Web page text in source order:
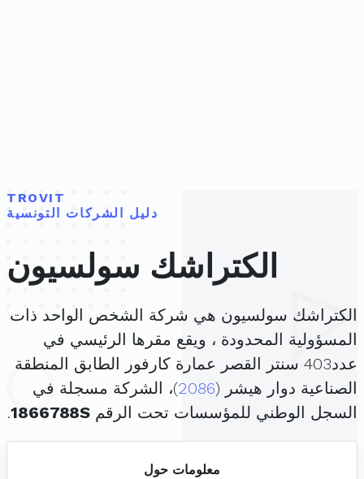
TROVIT
دليل الشركات التونسية
الكتراشك سولسيون
الكتراشك سولسيون هي شركة الشخص الواحد ذات
المسؤولية المحدودة ، ويقع مقرها الرئيسي في
عدد403 سنتر القصر عمارة كارفور الطابق المنطقة
الصناعية دوار هيشر (2086)، الشركة مسجلة في
السجل الوطني للمؤسسات تحت الرقم 1866788S
.
معلومات حول